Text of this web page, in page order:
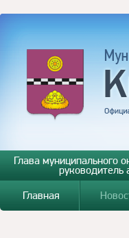
Глава муниципального
руководитель
Главная